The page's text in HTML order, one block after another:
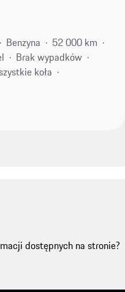
Benzyna
52 000 km
Brak wypadków
koła
dostępnych na stronie?